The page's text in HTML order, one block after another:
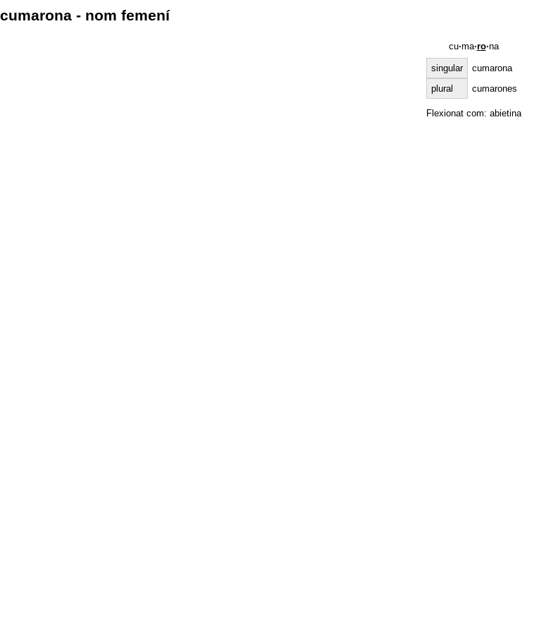
cumarona - nom femení
cu·ma·ro·na
singular
cumarona
plural
cumarones
Flexionat com: abietina